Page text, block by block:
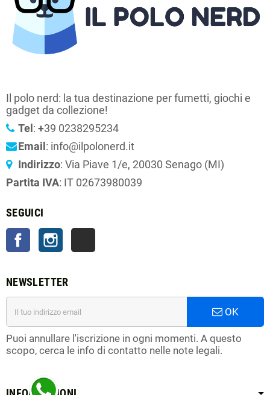
Il polo nerd: la tua destinazione per fumetti, giochi e
gadget da collezione!
Tel : +39 0238295234
Email : info@ilpolonerd.it
Indirizzo: Via Piave 1/e, 20030 Senago (MI)
Partita IVA: IT 02673980039
SEGUICI
FacebookInstagram
NEWSLETTER
OK
Puoi annullare l'iscrizione in ogni momenti. A questo
scopo, cerca le info di contatto nelle note legali.